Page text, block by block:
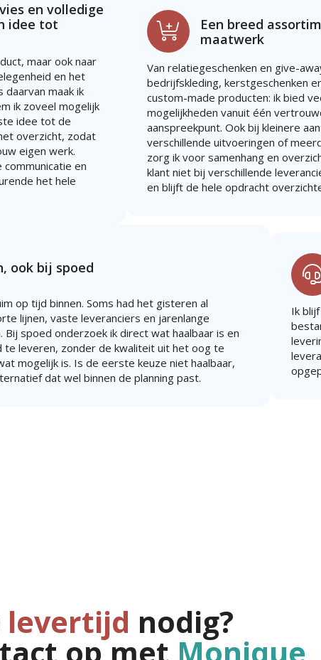
en volledige
idee tot
maar ook naar
en het
maak ik
ik zoveel mogelijk
idee tot de
overzicht, zodat
eigen werk.
en
het hele
Een breed
maatwerk
Van relatiegeschenken en give-
bedrijfskleding, kerstgeschenken
custom-made producten: ik bied
mogelijkheden vanuit één
aanspreekpunt. Ook bij kleinere
verschillende uitvoeringen of
zorg ik voor samenhang en
klant niet bij verschillende
en blijft de hele opdracht
ook bij spoed
op tijd binnen. Soms had het gisteren al
lijnen, vaste leveranciers en jarenlange
Bij spoed onderzoek ik direct wat haalbaar is en
te leveren, zonder de kwaliteit uit het oog te
mogelijk is. Is de eerste keuze niet haalbaar,
dat wel binnen de planning past.
Ik
levertijd nodig?